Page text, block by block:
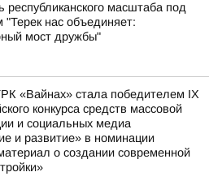
республиканского масштаба под
"Терек нас объединяет:
мост дружбы"
«Вайнах» стала победителем IX
конкурса средств массовой
и социальных медиа
и развитие» в номинации
о создании современной